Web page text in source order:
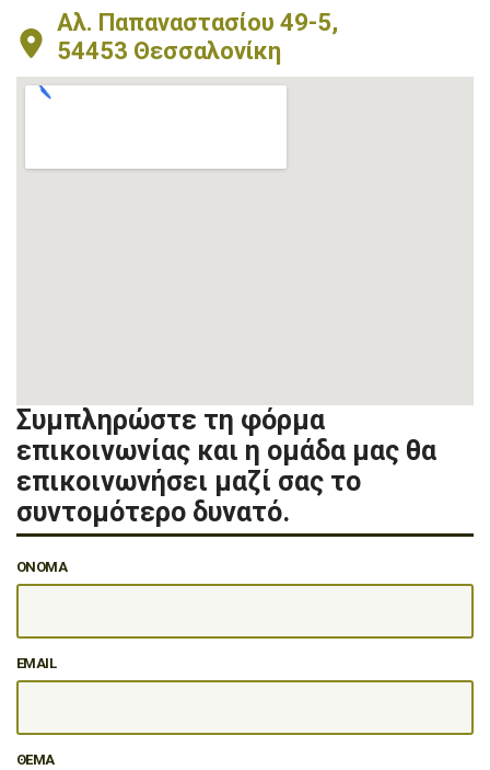
Αλ. Παπαναστασίου 49-5,
54453 Θεσσαλονίκη
Συμπληρώστε τη φόρμα
επικοινωνίας και η ομάδα μας θα
επικοινωνήσει μαζί σας το
συντομότερο δυνατό.
ΟΝΟΜΑ
EMAIL
ΘΕΜΑ